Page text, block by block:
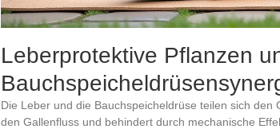
Leberprotektive Pflanzen
Die Leber und die Bauchspeicheldrüse teilen sich
den Gallenfluss und behindert durch mechanische